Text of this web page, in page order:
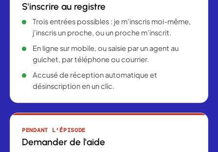
S'inscrire au registre
Trois entrées possibles : je m'inscris moi-même,
j'inscris un proche, ou un proche m'inscrit.
En ligne sur mobile, ou saisie par un agent au
guichet, par téléphone ou courrier.
Accusé de réception automatique et
désinscription en un clic.
PENDANT L'ÉPISODE
Demander de l'aide